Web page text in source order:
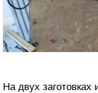
На двух